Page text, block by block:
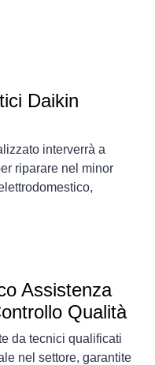
Daikin
interverrà a
riparare nel minor
Assistenza
Qualità
da tecnici qualificati
nel settore, garantite